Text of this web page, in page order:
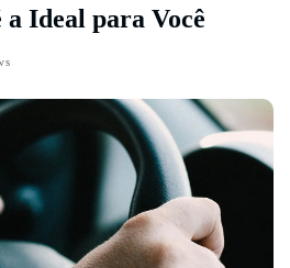
Ideal para Você